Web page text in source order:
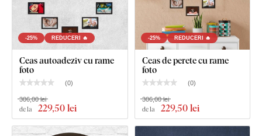
Ceas din lemn personalizat cu nume
Mecanism de ceas silențios
Ace din oțel argintiu cu finisaj mat
Instrucțiuni clare pentru montaj
-25% REDUCERI 🔥
Ceas autoadeziv cu rame
foto
(0)
de la 229,50 lei
306,00 lei
-25% REDUCERI 🔥
Ceas de perete cu rame
foto
(0)
de la 229,50 lei
306,00 lei